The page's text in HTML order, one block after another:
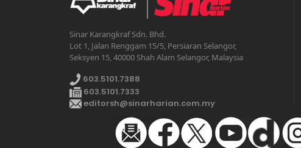
Sinar Karangkraf Sdn. Bhd.
Lot 1, Jalan Renggam 15/5, Persiaran Selangor,
Seksyen 15, 40000 Shah Alam Selangor, Malaysia
603.5101.7388
603.5101.7333
editorsh@sinarharian.com.my